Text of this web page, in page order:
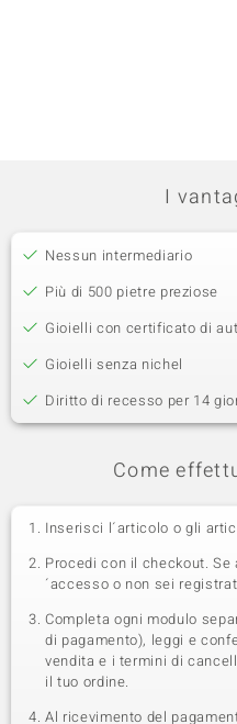
I
Nessun intermediario
Più di 500 pietre preziose
Gioielli con certificato di
Gioielli senza nichel
Diritto di recesso per 14
Come
Inserisci l´articolo o gli
Procedi con il checkout.
´accesso o non sei
Completa ogni modulo
di pagamento), leggi e
vendita e i termini di
il tuo ordine.
Al ricevimento del